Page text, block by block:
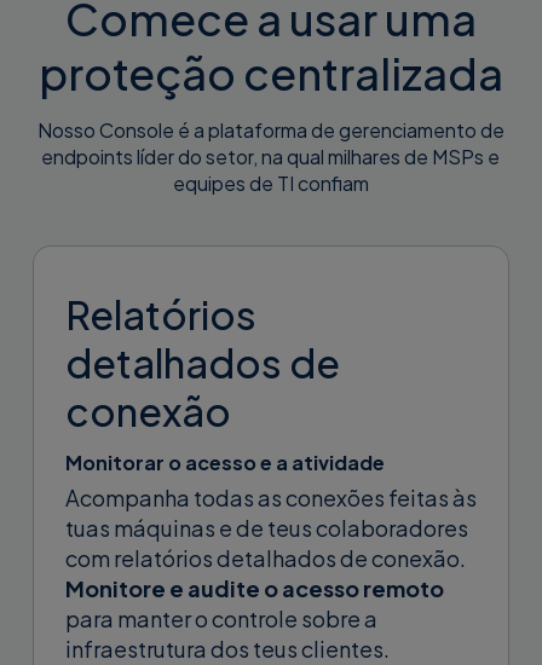
Comece a usar uma
proteção centralizada
Nosso Console é a plataforma de gerenciamento de
endpoints líder do setor, na qual milhares de MSPs e
equipes de TI confiam
Relatórios
detalhados de
conexão
Monitorar o acesso e a atividade
Acompanha todas as conexões feitas às
tuas máquinas e de teus colaboradores
com relatórios detalhados de conexão.
Monitore e audite o acesso remoto
para manter o controle sobre a
infraestrutura dos teus clientes.